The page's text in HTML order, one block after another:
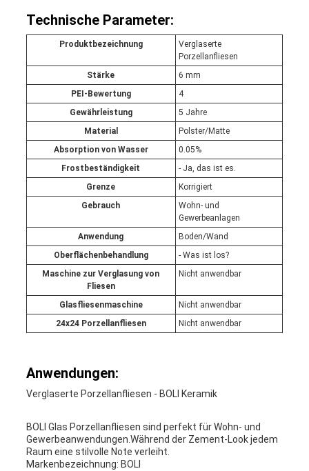
Technische Parameter:
Produktbezeichnung
Verglaserte
Porzellanfliesen
Stärke
6 mm
PEI-Bewertung
4
Gewährleistung
5 Jahre
Material
Polster/Matte
Absorption von Wasser
0.05%
Frostbeständigkeit
- Ja, das ist es.
Grenze
Korrigiert
Gebrauch
Wohn- und
Gewerbeanlagen
Anwendung
Boden/Wand
Oberflächenbehandlung
- Was ist los?
Maschine zur Verglasung von
Fliesen
Nicht anwendbar
Glasfliesenmaschine
Nicht anwendbar
24x24 Porzellanfliesen
Nicht anwendbar
Anwendungen:
Verglaserte Porzellanfliesen - BOLI Keramik
BOLI Glas Porzellanfliesen sind perfekt für Wohn- und
Gewerbeanwendungen.Während der Zement-Look jedem
Raum eine stilvolle Note verleiht.
Markenbezeichnung: BOLI